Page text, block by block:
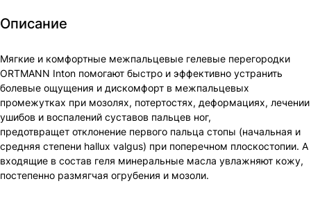
Описание
Мягкие и комфортные межпальцевые гелевые перегородки
ORTMANN Inton помогают быстро и эффективно устранить
болевые ощущения и дискомфорт в межпальцевых
промежутках при мозолях, потертостях, деформациях, лечении
ушибов и воспалений суставов пальцев ног,
предотвращет отклонение первого пальца стопы (начальная и
средняя степени hallux valgus) при поперечном плоскостопии. А
входящие в состав геля минеральные масла увлажняют кожу,
постепенно размягчая огрубения и мозоли.